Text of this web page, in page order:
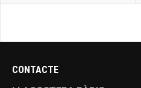
CONTACTE